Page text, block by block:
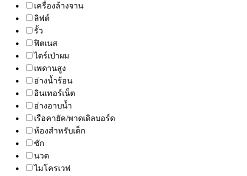
เครื่องล้างจาน
ลิฟต์
รั้ว
ฟิตเนส
ไดร์เป่าผม
เพดานสูง
อ่างน้ำร้อน
อินเทอร์เน็ต
อ่างอาบน้ำ
เรือคายัค/พาดเดิลบอร์ด
ห้องสำหรับเด็ก
ซัก
นวด
ไมโครเวฟ